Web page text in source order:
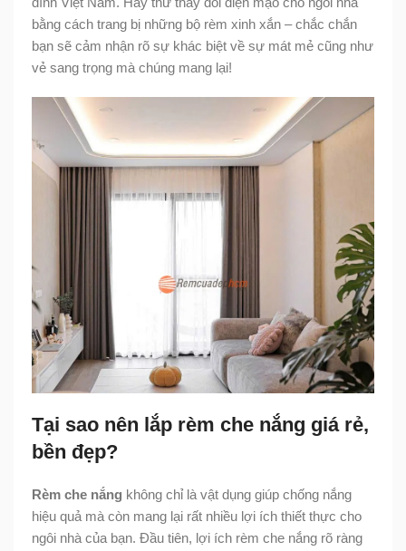
bằng cách trang bị những bộ rèm xinh xắn – chắc chắn
bạn sẽ cảm nhận rõ sự khác biệt về sự mát mẻ cũng như
vẻ sang trọng mà chúng mang lại!
Tại sao nên lắp rèm che nắng giá rẻ,
bền đẹp?
Rèm che nắng không chỉ là vật dụng giúp chống nắng
hiệu quả mà còn mang lại rất nhiều lợi ích thiết thực cho
ngôi nhà của bạn. Đầu tiên, lợi ích rèm che nắng rõ ràng